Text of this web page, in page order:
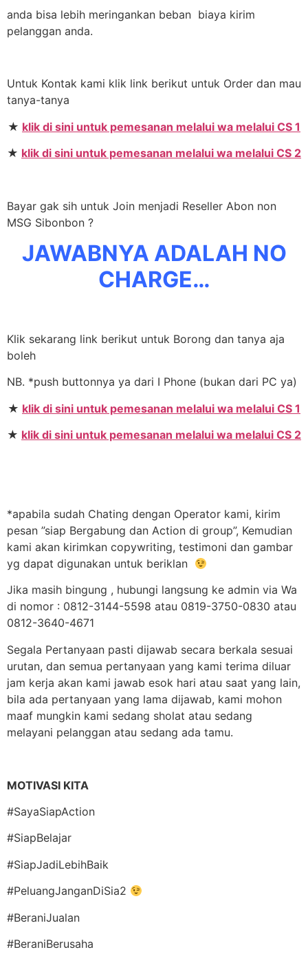
anda bisa lebih meringankan beban biaya kirim
pelanggan anda.
Untuk Kontak kami klik link berikut untuk Order dan mau
tanya-tanya
★ klik di sini untuk pemesanan melalui wa melalui CS 1
★ klik di sini untuk pemesanan melalui wa melalui CS 2
Bayar gak sih untuk Join menjadi Reseller Abon non
MSG Sibonbon ?
JAWABNYA ADALAH NO
CHARGE…
Klik sekarang link berikut untuk Borong dan tanya aja
boleh
NB. *push buttonnya ya dari I Phone (bukan dari PC ya)
★ klik di sini untuk pemesanan melalui wa melalui CS 1
★ klik di sini untuk pemesanan melalui wa melalui CS 2
*apabila sudah Chating dengan Operator kami, kirim
pesan ”siap Bergabung dan Action di group”, Kemudian
kami akan kirimkan copywriting, testimoni dan gambar
yg dapat digunakan untuk beriklan
Jika masih bingung , hubungi langsung ke admin via Wa
di nomor : 0812-3144-5598 atau 0819-3750-0830 atau
0812-3640-4671
Segala Pertanyaan pasti dijawab secara berkala sesuai
urutan, dan semua pertanyaan yang kami terima diluar
jam kerja akan kami jawab esok hari atau saat yang lain,
bila ada pertanyaan yang lama dijawab, kami mohon
maaf mungkin kami sedang sholat atau sedang
melayani pelanggan atau sedang ada tamu.
MOTIVASI KITA
#SayaSiapAction
#SiapBelajar
#SiapJadiLebihBaik
#PeluangJanganDiSia2
#BeraniJualan
#BeraniBerusaha